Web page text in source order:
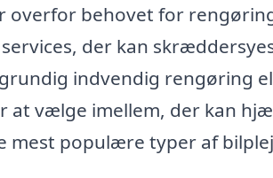
overfor behovet for
der kan
indvendig rengøring
at vælge imellem, der kan
mest populære typer af